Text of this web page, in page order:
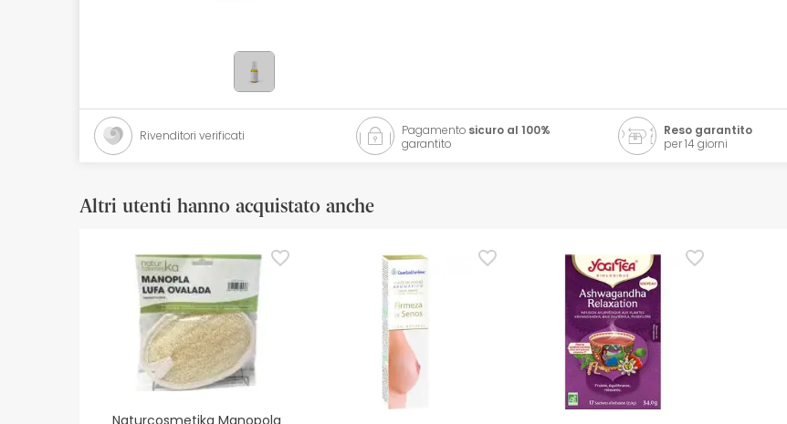
I più venduti
Health points
Rivenditori verificati Pagamento sicuro al 100%
garantito
Reso garantito
per 14 giorni
Altri utenti hanno acquistato anche
Naturcosmetika Manopola